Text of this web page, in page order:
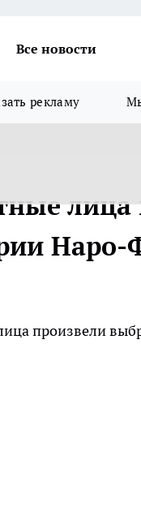
Все новости
рекламу